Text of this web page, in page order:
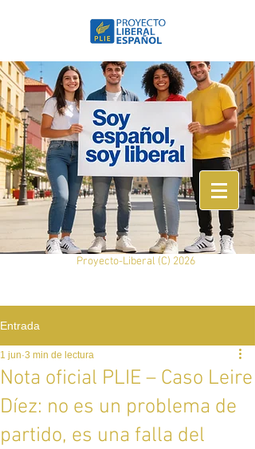
Proyecto-Liberal (C) 2026
Entrada
Nota oficial PLIE – Caso Leire
Díez: no es un problema de
partido, es una falla del
1 jun 3 min de lectura